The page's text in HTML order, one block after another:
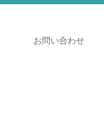
お問い合わせ